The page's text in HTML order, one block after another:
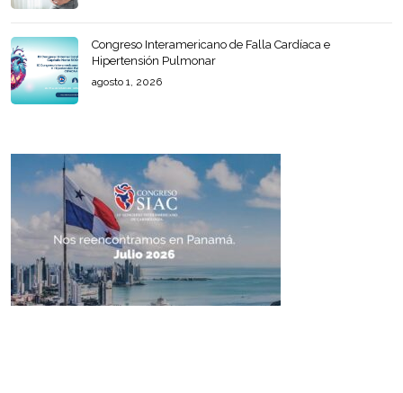
Congreso Interamericano de Falla Cardíaca e
Hipertensión Pulmonar
agosto 1, 2026